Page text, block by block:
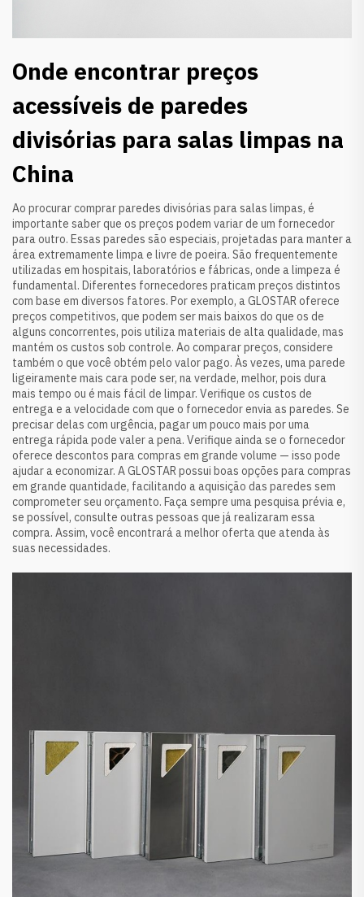
Onde encontrar preços
acessíveis de paredes
divisórias para salas limpas na
China
Ao procurar comprar paredes divisórias para salas limpas, é
importante saber que os preços podem variar de um fornecedor
para outro. Essas paredes são especiais, projetadas para manter a
área extremamente limpa e livre de poeira. São frequentemente
utilizadas em hospitais, laboratórios e fábricas, onde a limpeza é
fundamental. Diferentes fornecedores praticam preços distintos
com base em diversos fatores. Por exemplo, a GLOSTAR oferece
preços competitivos, que podem ser mais baixos do que os de
alguns concorrentes, pois utiliza materiais de alta qualidade, mas
mantém os custos sob controle. Ao comparar preços, considere
também o que você obtém pelo valor pago. Às vezes, uma parede
ligeiramente mais cara pode ser, na verdade, melhor, pois dura
mais tempo ou é mais fácil de limpar. Verifique os custos de
entrega e a velocidade com que o fornecedor envia as paredes. Se
precisar delas com urgência, pagar um pouco mais por uma
entrega rápida pode valer a pena. Verifique ainda se o fornecedor
oferece descontos para compras em grande volume — isso pode
ajudar a economizar. A GLOSTAR possui boas opções para compras
em grande quantidade, facilitando a aquisição das paredes sem
comprometer seu orçamento. Faça sempre uma pesquisa prévia e,
se possível, consulte outras pessoas que já realizaram essa
compra. Assim, você encontrará a melhor oferta que atenda às
suas necessidades.